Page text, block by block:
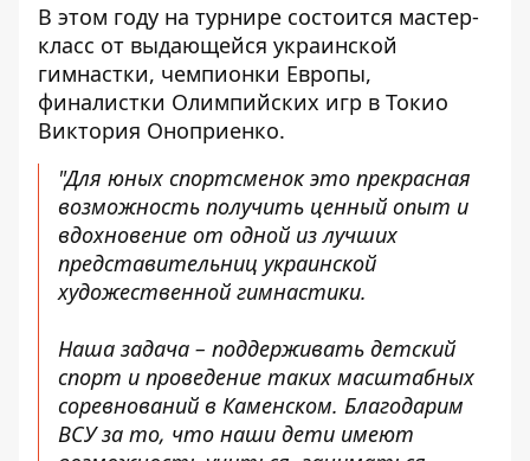
В этом году на турнире состоится мастер-
класс от выдающейся украинской
гимнастки, чемпионки Европы,
финалистки Олимпийских игр в Токио
Виктория Оноприенко.
"Для юных спортсменок это прекрасная
возможность получить ценный опыт и
вдохновение от одной из лучших
представительниц украинской
художественной гимнастики.
Наша задача – поддерживать детский
спорт и проведение таких масштабных
соревнований в Каменском. Благодарим
ВСУ за то, что наши дети имеют